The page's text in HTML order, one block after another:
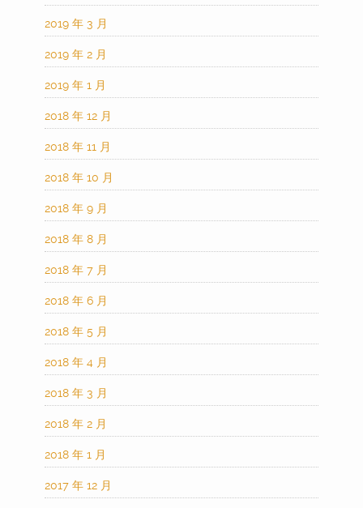
2019 年 3 月
2019 年 2 月
2019 年 1 月
2018 年 12 月
2018 年 11 月
2018 年 10 月
2018 年 9 月
2018 年 8 月
2018 年 7 月
2018 年 6 月
2018 年 5 月
2018 年 4 月
2018 年 3 月
2018 年 2 月
2018 年 1 月
2017 年 12 月